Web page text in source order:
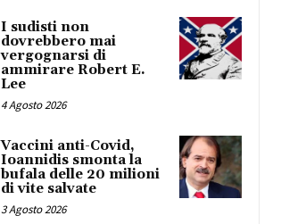
I sudisti non
dovrebbero mai
vergognarsi di
ammirare Robert E.
Lee
4 Agosto 2026
Vaccini anti-Covid,
Ioannidis smonta la
bufala delle 20 milioni
di vite salvate
3 Agosto 2026